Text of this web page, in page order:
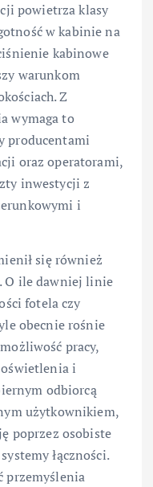
powietrza klasy
w kabinie na
kabinowe
warunkom
Z
wymaga to
producentami
oraz operatorami,
inwestycji z
i
się również
O ile dawniej linie
fotela czy
obecnie rośnie
pracy,
i
odbiorcą
użytkownikiem,
poprzez osobiste
łączności.
przemyślenia